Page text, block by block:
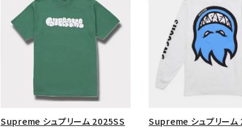
Supreme シュプリーム 2025SS
Supreme シュプリーム